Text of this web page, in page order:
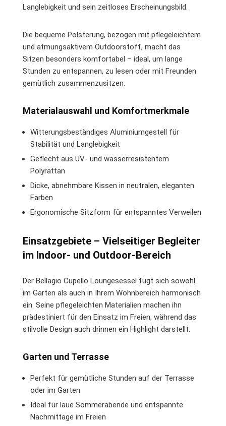
Langlebigkeit und sein zeitloses Erscheinungsbild.
Die bequeme Polsterung, bezogen mit pflegeleichtem
und atmungsaktivem Outdoorstoff, macht das
Sitzen besonders komfortabel – ideal, um lange
Stunden zu entspannen, zu lesen oder mit Freunden
gemütlich zusammenzusitzen.
Materialauswahl und Komfortmerkmale
Witterungsbeständiges Aluminiumgestell für
Stabilität und Langlebigkeit
Geflecht aus UV- und wasserresistentem
Polyrattan
Dicke, abnehmbare Kissen in neutralen, eleganten
Farben
Ergonomische Sitzform für entspanntes Verweilen
Einsatzgebiete – Vielseitiger Begleiter
im Indoor- und Outdoor-Bereich
Der Bellagio Cupello Loungesessel fügt sich sowohl
im Garten als auch in Ihrem Wohnbereich harmonisch
ein. Seine pflegeleichten Materialien machen ihn
prädestiniert für den Einsatz im Freien, während das
stilvolle Design auch drinnen ein Highlight darstellt.
Garten und Terrasse
Perfekt für gemütliche Stunden auf der Terrasse
oder im Garten
Ideal für laue Sommerabende und entspannte
Nachmittage im Freien